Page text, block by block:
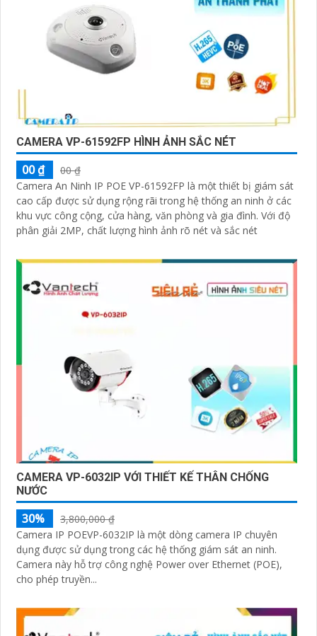
CAMERA VP-61592FP HÌNH ẢNH SẮC NÉT
00 ₫
00 ₫
Camera An Ninh IP POE VP-61592FP là một thiết bị giám sát
cao cấp được sử dụng rộng rãi trong hệ thống an ninh ở các
khu vực công cộng, cửa hàng, văn phòng và gia đình. Với độ
phân giải 2MP, chất lượng hình ảnh rõ nét và sắc nét
CAMERA VP-6032IP VỚI THIẾT KẾ THÂN CHỐNG
NƯỚC
30%
3,800,000 ₫
Camera IP POEVP-6032IP là một dòng camera IP chuyên
dụng được sử dụng trong các hệ thống giám sát an ninh.
Camera này hỗ trợ công nghệ Power over Ethernet (POE),
cho phép truyền...